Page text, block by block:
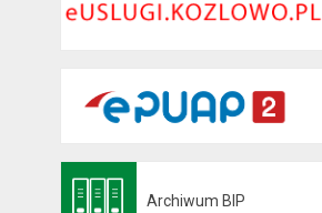
Archiwum BIP